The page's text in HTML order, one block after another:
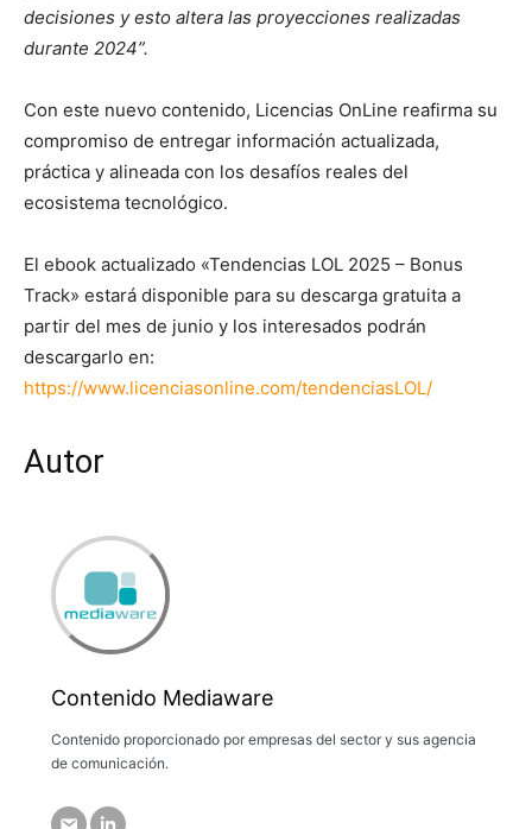
decisiones y esto altera las proyecciones realizadas
durante 2024”.
Con este nuevo contenido, Licencias OnLine reafirma su
compromiso de entregar información actualizada,
práctica y alineada con los desafíos reales del
ecosistema tecnológico.
El ebook actualizado «Tendencias LOL 2025 – Bonus
Track» estará disponible para su descarga gratuita a
partir del mes de junio y los interesados podrán
descargarlo en:
https://www.licenciasonline.com/tendenciasLOL/
Autor
Contenido Mediaware
Contenido proporcionado por empresas del sector y sus agencia
de comunicación.